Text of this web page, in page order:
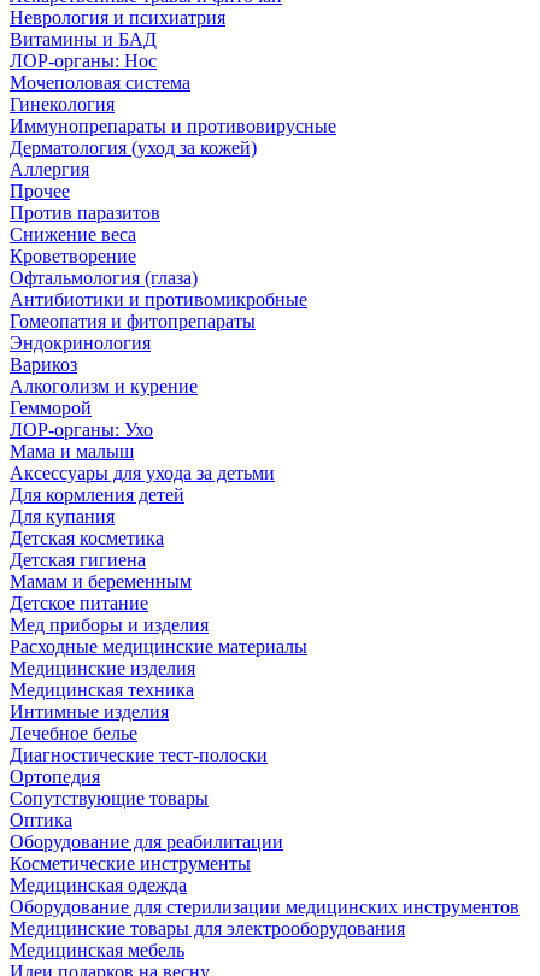
Неврология и психиатрия
Витамины и БАД
ЛОР-органы: Нос
Мочеполовая система
Гинекология
Иммунопрепараты и противовирусные
Дерматология (уход за кожей)
Аллергия
Прочее
Против паразитов
Снижение веса
Кроветворение
Офтальмология (глаза)
Антибиотики и противомикробные
Гомеопатия и фитопрепараты
Эндокринология
Варикоз
Алкоголизм и курение
Гемморой
ЛОР-органы: Ухо
Мама и малыш
Аксессуары для ухода за детьми
Для кормления детей
Для купания
Детская косметика
Детская гигиена
Мамам и беременным
Детское питание
Мед приборы и изделия
Расходные медицинские материалы
Медицинские изделия
Медицинская техника
Интимные изделия
Лечебное белье
Диагностические тест-полоски
Ортопедия
Сопутствующие товары
Оптика
Оборудование для реабилитации
Косметические инструменты
Медицинская одежда
Оборудование для стерилизации медицинских инструментов
Медицинские товары для электрооборудования
Медицинская мебель
Идеи подарков на весну